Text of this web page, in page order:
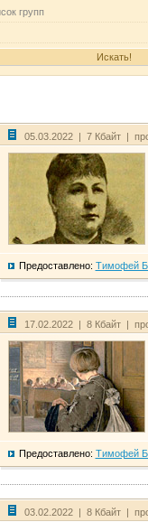
групп
05.03.2022 | 7 Кбайт |
Предоставлено: Тимофей
17.02.2022 | 8 Кбайт |
Предоставлено: Тимофей
03.02.2022 | 8 Кбайт |